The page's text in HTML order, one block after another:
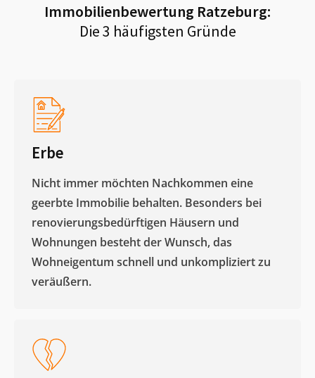
Immobilienbewertung Ratzeburg:
Die 3 häufigsten Gründe
Erbe
Nicht immer möchten Nachkommen eine
geerbte Immobilie behalten. Besonders bei
renovierungsbedürftigen Häusern und
Wohnungen besteht der Wunsch, das
Wohneigentum schnell und unkompliziert zu
veräußern. ​